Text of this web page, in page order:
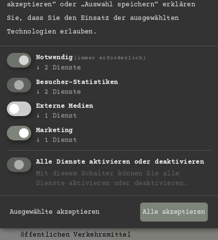
Gültig im Zeitraum 26.07-31.08.26
Inklusivleistungen:
Reichhaltiges Frühstücksbuffet mit
zahlreichen regionalen & hofeigenen
Produkten
API Infrarot-Sauna und Dachterrasse
Tee inkl. Teekocher auf dem Zimmer
Kostenloser Shuttleservice vom & zum Bahnhof
in Meran/Untermais
Südtirol Guest Pass inkl. Nutzung aller
öffentlichen Verkehrsmittel
akzeptieren“ oder „Auswahl speichern“ erklären
Sie, dass Sie den Einsatz der ausgewählten
Technologien erlauben.
Notwendig (immer erforderlich)
↓ 2
Dienste
Besucher-Statistiken
↓
2
Dienste
Externe Medien
↓
1
Dienst
Marketing
↓
1 Dienst
Alle Dienste aktivieren oder deaktivieren
Mit diesem Schalter können Sie alle
Dienste aktivieren oder deaktivieren.
Ausgewählte akzeptieren Alle akzeptieren